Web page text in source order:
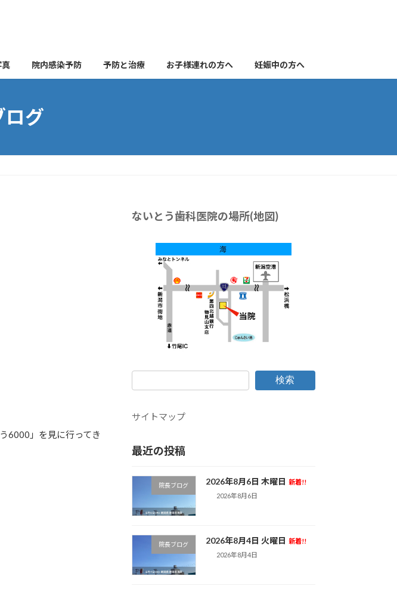
真 院内感染予防 予防と治療 お子様連れの方へ 妊娠中の方へ
ログ
6000」を見に行ってき
ないとう歯科医院の場所(地図)
検索
サイトマップ
最近の投稿
院長ブログ 2026年8月6日 木曜日 新着!!
2026年8月6日
院長ブログ 2026年8月4日 火曜日 新着!!
2026年8月4日